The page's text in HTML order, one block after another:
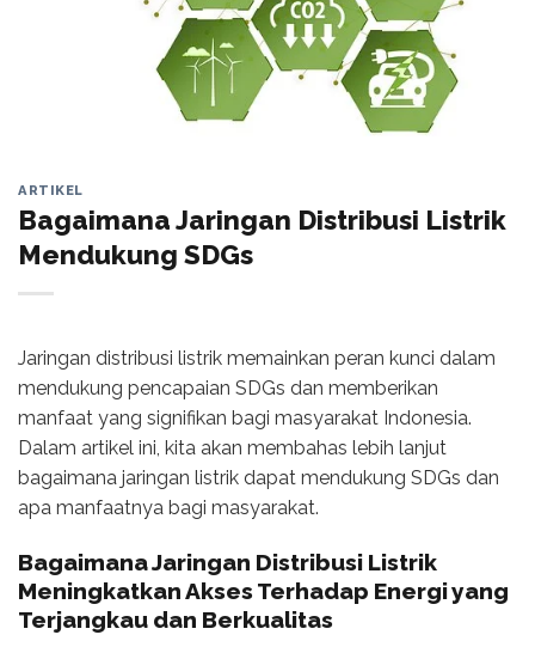
ARTIKEL
Bagaimana Jaringan Distribusi Listrik
Mendukung SDGs
Jaringan distribusi listrik memainkan peran kunci dalam
mendukung pencapaian SDGs dan memberikan
manfaat yang signifikan bagi masyarakat Indonesia.
Dalam artikel ini, kita akan membahas lebih lanjut
bagaimana jaringan listrik dapat mendukung SDGs dan
apa manfaatnya bagi masyarakat.
BagaimanaJaringan Distribusi Listrik
Meningkatkan Akses Terhadap Energi yang
Terjangkau dan Berkualitas